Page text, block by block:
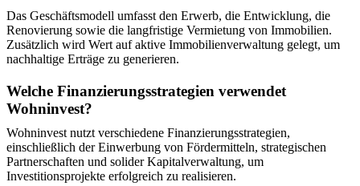
Das Geschäftsmodell umfasst den Erwerb, die Entwicklung, die
Renovierung sowie die langfristige Vermietung von Immobilien.
Zusätzlich wird Wert auf aktive Immobilienverwaltung gelegt, um
nachhaltige Erträge zu generieren.
Welche Finanzierungsstrategien verwendet
Wohninvest?
Wohninvest nutzt verschiedene Finanzierungsstrategien,
einschließlich der Einwerbung von Fördermitteln, strategischen
Partnerschaften und solider Kapitalverwaltung, um
Investitionsprojekte erfolgreich zu realisieren.